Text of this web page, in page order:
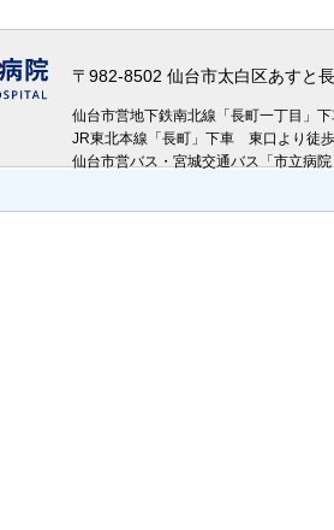
〒982-8502 仙台市太白区あす
仙台市営地下鉄南北線「長町一丁目
JR東北本線「長町」下車 東口より徒
仙台市営バス・宮城交通バス「市立病